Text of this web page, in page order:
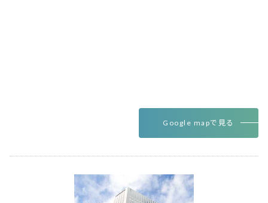
Google mapで見る